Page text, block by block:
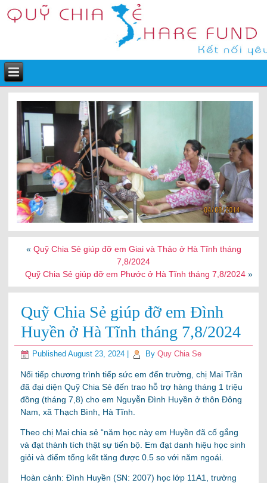
« Quỹ Chia Sẻ giúp đỡ em Giai và Thảo ở Hà Tĩnh tháng
7,8/2024
Quỹ Chia Sẻ giúp đỡ em Phước ở Hà Tĩnh tháng 7,8/2024»
Quỹ Chia Sẻ giúp đỡ em Đình
Huyền ở Hà Tĩnh tháng 7,8/2024
Published August 23, 2024 By Quy Chia Se
Nối tiếp chương trình tiếp sức em đến trường, chị Mai Trần
đã đại diện Quỹ Chia Sẻ đến trao hỗ trợ hàng tháng 1 triệu
đồng (tháng 7,8) cho em Nguyễn Đình Huyền ở thôn Đông
Nam, xã Thạch Bình, Hà Tĩnh.
Theo chị Mai chia sẻ “năm học này em Huyền đã cố gắng
và đạt thành tích thật sự tiến bộ. Em đạt danh hiệu học sinh
giỏi và điểm tổng kết tăng được 0.5 so với năm ngoái.
Hoàn cảnh: Đình Huyền (SN: 2007) học lớp 11A1, trường